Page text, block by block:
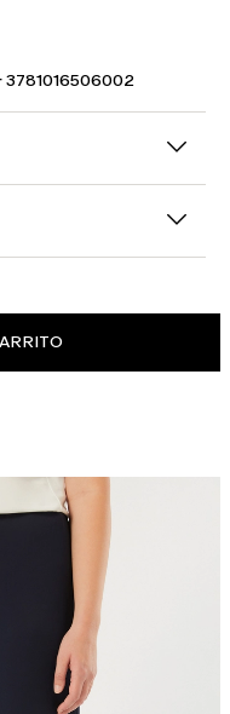
3781016506002